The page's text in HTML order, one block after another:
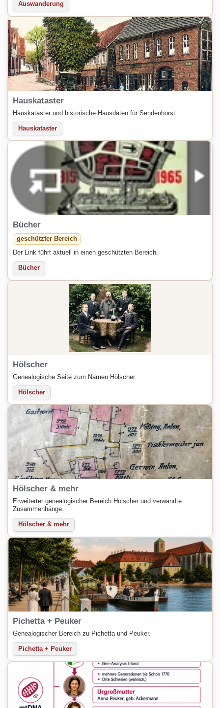
Auswanderung
Hauskataster
Hauskataster und historische Hausdaten für Sendenhorst.
Hauskataster
Bücher
geschützter Bereich
Der Link führt aktuell in einen geschützten Bereich.
Bücher
Hölscher
Genealogische Seite zum Namen Hölscher.
Hölscher
Hölscher & mehr
Erweiterter genealogischer Bereich Hölscher und verwandte
Zusammenhänge.
Hölscher & mehr
Pichetta + Peuker
Genealogischer Bereich zu Pichetta und Peuker.
Pichetta + Peuker